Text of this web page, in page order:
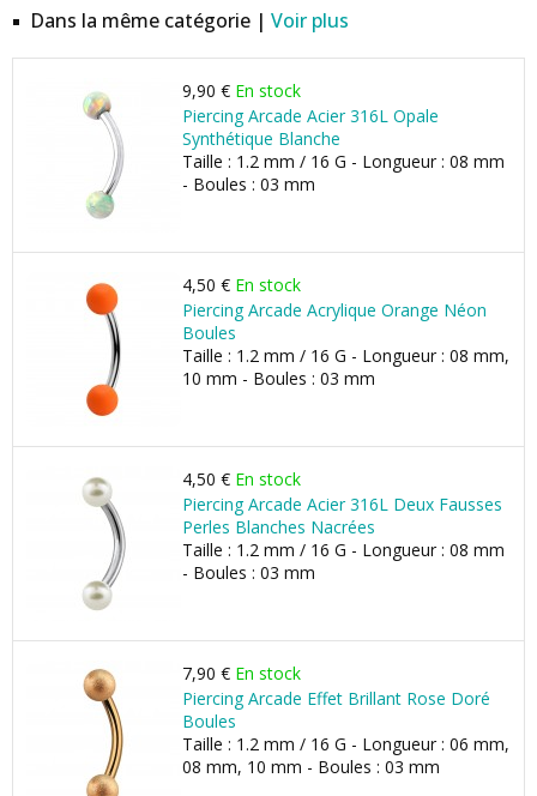
Dans la même catégorie | Voir plus
9,90 € En stock
Piercing Arcade Acier 316L Opale
Synthétique Blanche
Taille : 1.2 mm / 16 G - Longueur : 08 mm
- Boules : 03 mm
4,50 € En stock
Piercing Arcade Acrylique Orange Néon
Boules
Taille : 1.2 mm / 16 G - Longueur : 08 mm,
10 mm - Boules : 03 mm
4,50 € En stock
Piercing Arcade Acier 316L Deux Fausses
Perles Blanches Nacrées
Taille : 1.2 mm / 16 G - Longueur : 08 mm
- Boules : 03 mm
7,90 € En stock
Piercing Arcade Effet Brillant Rose Doré
Boules
Taille : 1.2 mm / 16 G - Longueur : 06 mm,
08 mm, 10 mm - Boules : 03 mm